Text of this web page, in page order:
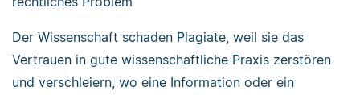
Der Wissenschaft schaden Plagiate, weil sie das
Vertrauen in gute wissenschaftliche Praxis zerstören
und verschleiern, wo eine Information oder ein